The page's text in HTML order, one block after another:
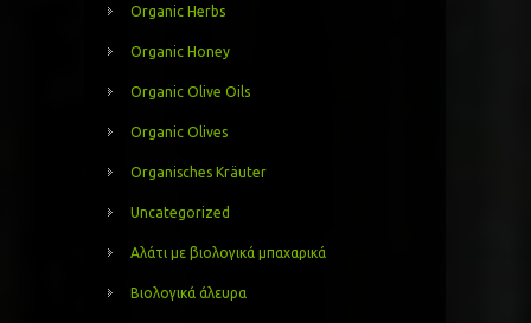
Organic Herbs
Organic Honey
Organic Olive Oils
Organic Olives
Organisches Kräuter
Uncategorized
Αλάτι με βιολογικά μπαχαρικά
Βιολογικά άλευρα